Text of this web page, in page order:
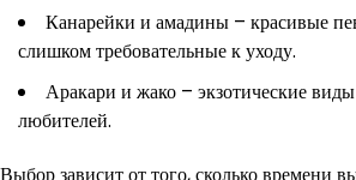
Канарейки и амадины – красивые
слишком требовательные к уходу.
Аракари и жако – экзотические
любителей.